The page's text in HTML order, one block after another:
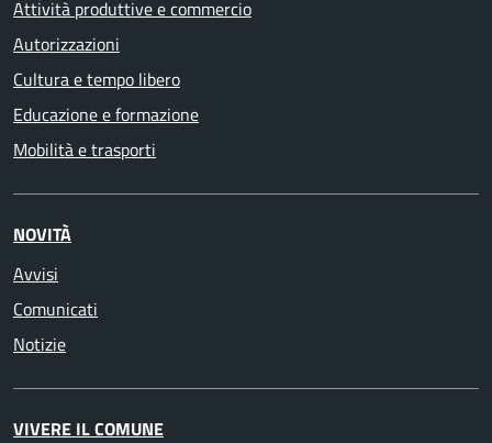
Attività produttive e commercio
Autorizzazioni
Cultura e tempo libero
Educazione e formazione
Mobilità e trasporti
NOVITÀ
Avvisi
Comunicati
Notizie
VIVERE IL COMUNE